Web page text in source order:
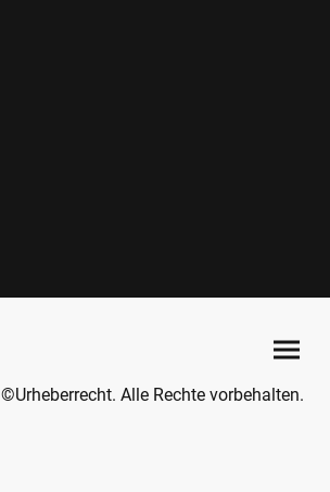
©Urheberrecht. Alle Rechte vorbehalten.